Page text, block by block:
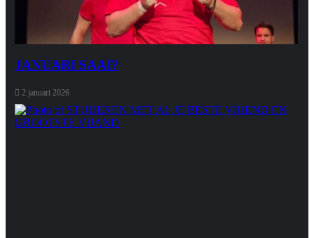
JANUARI SAAI?
2 januari 2026